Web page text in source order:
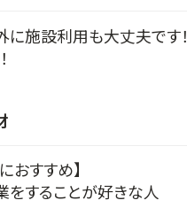
施設利用も大丈夫です！
おすすめ】
をすることが好きな人